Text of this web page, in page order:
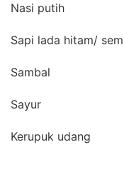
Nasi putih
Sapi lada hitam/
Sambal
Sayur
Kerupuk udang